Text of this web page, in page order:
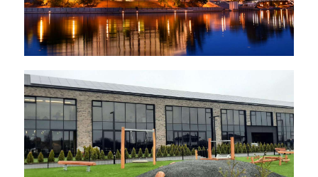
Opera Nova